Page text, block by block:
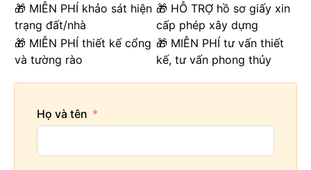
🎁 MIỄN PHÍ khảo sát hiện
trạng đất/nhà
🎁 HỖ TRỢ hồ sơ giấy xin
cấp phép xây dựng
🎁 MIỄN PHÍ thiết kế cổng
và tường rào
🎁 MIỄN PHÍ tư vấn thiết
kế, tư vấn phong thủy
Họ và tên